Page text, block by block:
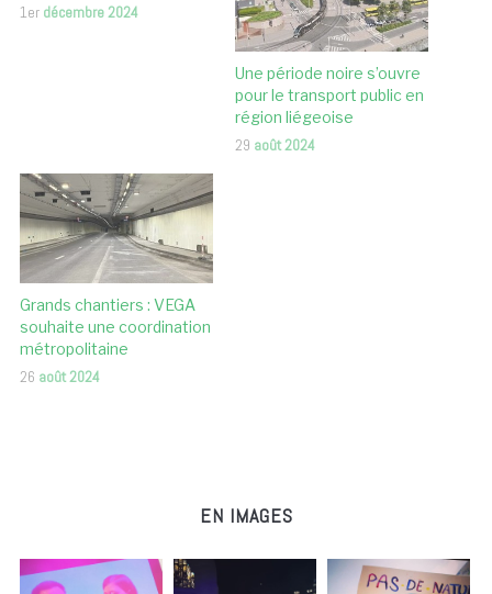
1er décembre 2024
Une période noire s’ouvre
pour le transport public en
région liégeoise
29 août 2024
Grands chantiers : VEGA
souhaite une coordination
métropolitaine
26 août 2024
EN IMAGES